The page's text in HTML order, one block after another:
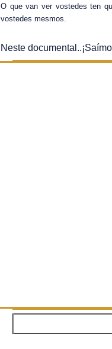
O que van ver vostedes ten
vostedes mesmos.
Neste